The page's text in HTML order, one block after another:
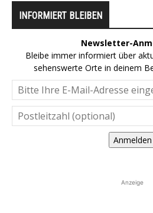
INFORMIERT BLEIBEN
Newsletter-
Bleibe immer informiert über
sehenswerte Orte in deinem
Anmelden
Anzeige